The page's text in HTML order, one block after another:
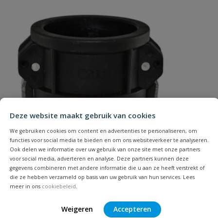
Deze website maakt gebruik van cookies
We gebruiken cookies om content en advertenties te personaliseren, om
functies voor social media te bieden en om ons websiteverkeer te analyseren.
Ook delen we informatie over uw gebruik van onze site met onze partners
voor social media, adverteren en analyse. Deze partners kunnen deze
gegevens combineren met andere informatie die u aan ze heeft verstrekt of
die ze hebben verzameld op basis van uw gebruik van hun services. Lees
meer in ons cookiebeleid.
Weigeren Accepteren
K
Uw waardering:
Samenvatting
Beoordeling